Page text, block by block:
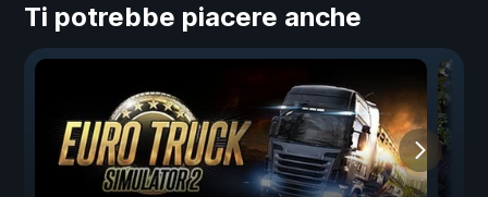
Ti potrebbe piacere anche